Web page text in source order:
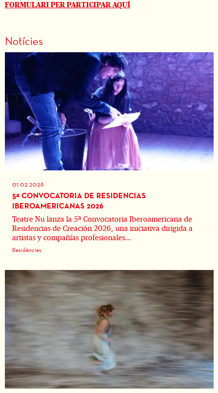
FORMULARI PER PARTICIPAR AQUÍ
Notícies
01.02.2026
5ª CONVOCATORIA DE RESIDENCIAS
IBEROAMERICANAS 2026
Teatre Nu lanza la 5ª Convocatoria Iberoamericana de
Residencias de Creación 2026, una iniciativa dirigida a
artistas y compañías profesionales...
Residències